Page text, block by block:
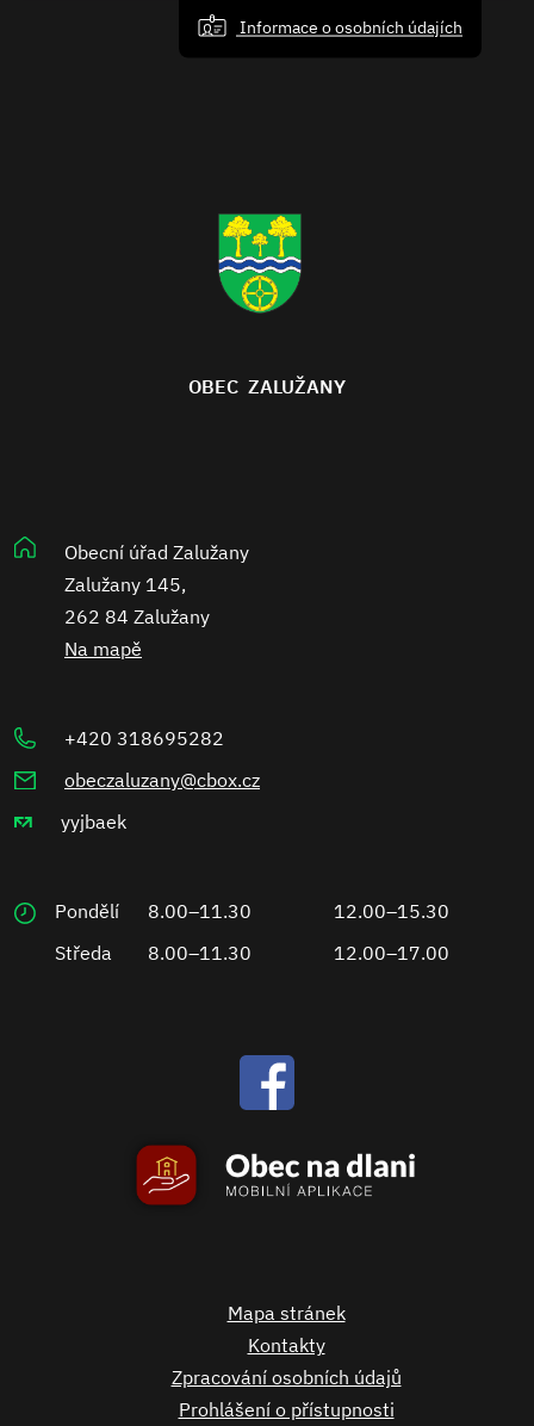
Informace o osobních údajích
OBEC ZALUŽANY
Obecní úřad Zalužany
Zalužany 145,
262 84 Zalužany
Na mapě
+420 318695282
obeczaluzany@cbox.cz
yyjbaek
Pondělí 8.00–11.30
12.00–15.30
Středa
8.00–11.30 12.00–17.00
Mapa stránek
Kontakty
Zpracování osobních údajů
Prohlášení o přístupnosti